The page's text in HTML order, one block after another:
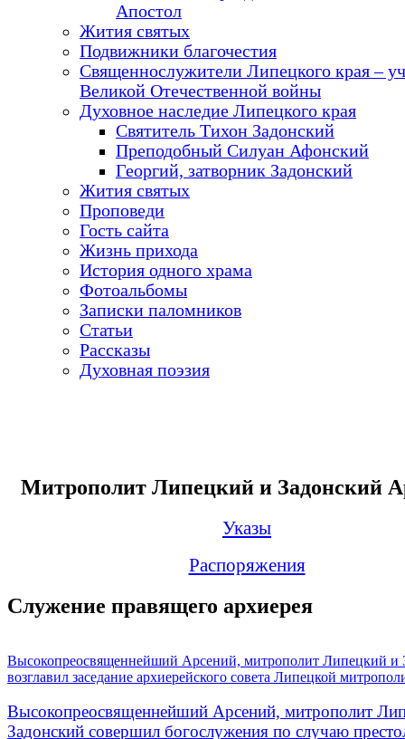
Апостол
Жития святых
Подвижники благочестия
Священнослужители Липецкого края –
Великой Отечественной войны
Духовное наследие Липецкого края
Святитель Тихон Задонский
Преподобный Силуан Афонский
Георгий, затворник Задонский
Жития святых
Проповеди
Гость сайта
Жизнь прихода
История одного храма
Фотоальбомы
Записки паломников
Статьи
Рассказы
Духовная поэзия
Митрополит Липецкий и Задонский
Указы
Распоряжения
Служение правящего архиерея
Высокопреосвященнейший Арсений, митрополит Липецкий и
возглавил заседание архиерейского совета Липецкой
Высокопреосвященнейший Арсений, митрополит
Задонский совершил богослужения по случаю